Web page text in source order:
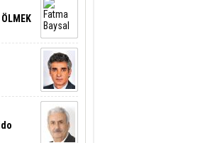
ÖLMEK